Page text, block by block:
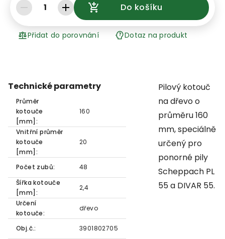
1 Do košíku
Přidat do porovnání Dotaz na produkt
Technické parametry
Průměr
kotouče
[mm]:
160
Vnitřní průměr
kotouče
[mm]:
20
Počet zubů:
48
Šířka kotouče
[mm]:
2,4
Určení
kotouče:
dřevo
Obj.č.:
3901802705
Pilový kotouč
na dřevo o
průměru 160
mm, speciálně
určený pro
ponorné pily
Scheppach PL
55 a DIVAR 55.